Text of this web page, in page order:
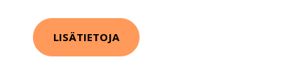
LISÄTIETOJA